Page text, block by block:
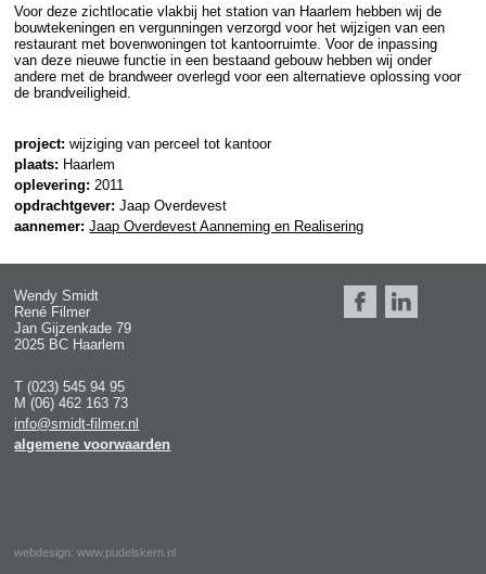
Voor deze zichtlocatie vlakbij het station van Haarlem hebben wij de
bouwtekeningen en vergunningen verzorgd voor het wijzigen van een
restaurant met bovenwoningen tot kantoorruimte. Voor de inpassing
van deze nieuwe functie in een bestaand gebouw hebben wij onder
andere met de brandweer overlegd voor een alternatieve oplossing voor
de brandveiligheid.
project: wijziging van perceel tot kantoor
plaats: Haarlem
oplevering: 2011
opdrachtgever: Jaap Overdevest
aannemer: Jaap Overdevest Aanneming en Realisering
Wendy Smidt
René Filmer
Jan Gijzenkade 79
2025 BC Haarlem
T (023) 545 94 95
M (06) 462 163 73
info@smidt-filmer.nl
algemene voorwaarden
webdesign:www.pudelskern.nl